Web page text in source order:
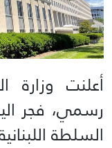
أعلنت وزارة
رسمي، فجر
السلطة